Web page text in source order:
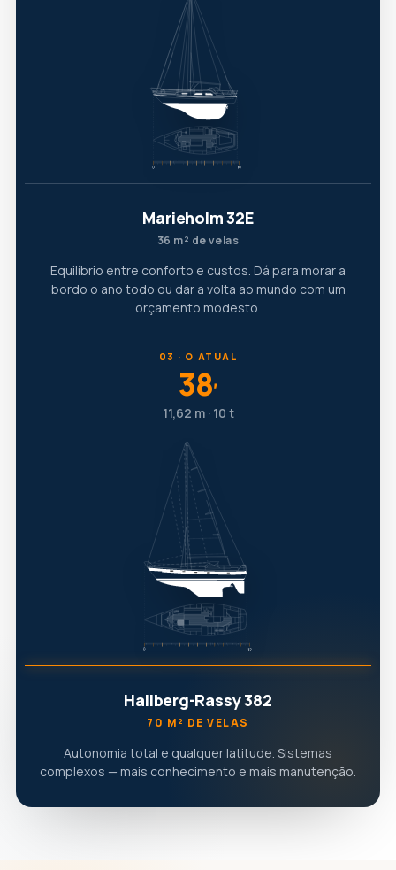
Marieholm 32E
36 m² de velas
Equilíbrio entre conforto e custos. Dá para morar a
bordo o ano todo ou dar a volta ao mundo com um
orçamento modesto.
03 · O ATUAL
38′
11,62 m · 10 t
Hallberg-Rassy 382
70 M² DE VELAS
Autonomia total e qualquer latitude. Sistemas
complexos — mais conhecimento e mais manutenção.